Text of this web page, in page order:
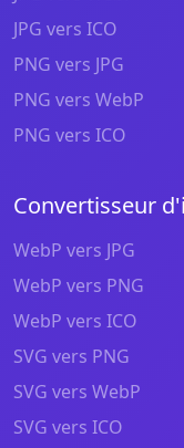
JPG vers ICO
PNG vers JPG
PNG vers WebP
PNG vers ICO
Convertisseur
WebP vers JPG
WebP vers PNG
WebP vers ICO
SVG vers PNG
SVG vers WebP
SVG vers ICO